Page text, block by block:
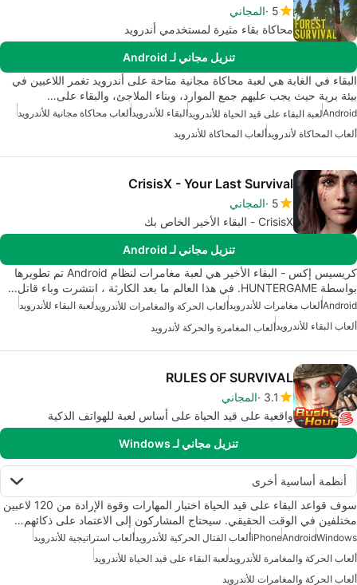
5 المجاني
محاكاة بقاء مثيرة لمستخدمي أندرويد
تنزيل مجاني لـ Android
البقاء في الغابة هي لعبة محاكاة مجانية متاحة على أندرويد تغمر اللاعبين في
بيئة برية حيث يجب عليهم جمع الموارد، وبناء الملاجئ، والبقاء على…
Androidلعبة البقاء على قيد الحياة للأندرويدالبقاء للأندرويدألعاب محاكاة مجانية للأندرويد
ألعاب المحاكاة لأندرويدألعاب المحاكاة للأندرويد
CrisisX - Your Last Survival
5 المجاني
CrisisX - البقاء الأخير الخاص بك
تنزيل مجاني لـ Android
كريسيس إكس - البقاء الأخير هي لعبة مغامرات لنظام Android تم تطويرها
بواسطة HUNTERGAME. في هذا العالم ما بعد الكارثة ، انتشرت وباء قاتل…
Androidألعاب مغامرات للأندرويدألعاب الحركة والمغامرات للأندرويدلعبة البقاء للأندرويد
ألعاب البقاء للأندرويدألعاب المغامرة والحركة لأندرويد
RULES OF SURVIVAL
3.1 المجاني
واقعية على قيد الحياة على أساس لعبة للهواتف الذكية
تنزيل مجاني لـ Windows
أنظمة أساسية أخرى
سوف قواعد البقاء على قيد الحياة اختبار المهارات وقوة الإرادة من 120 لاعبين
مختلفين في الوقت الحقيقي. سيحتاج المشاركون إلى الاعتماد على ذكائهم…
Windows
Android
iPhoneألعاب القتال الحركية للأندرويدألعاب استراتيجية للأندرويد
ألعاب الحركة والمغامرة للأندرويدلعبة البقاء على قيد الحياة للأندرويد
ألعاب الحركة والمغامرات للأندرويد